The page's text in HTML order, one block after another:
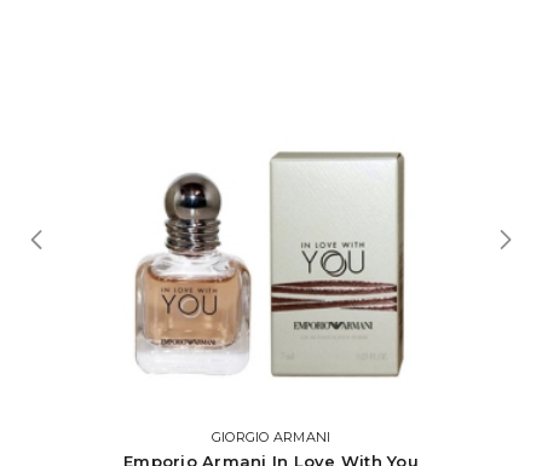
GIORGIO ARMANI
Emporio Armani In Love With You